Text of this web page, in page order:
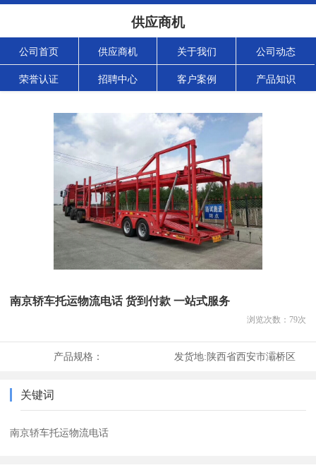
供应商机
公司首页 供应商机 关于我们 公司动态
荣誉认证 招聘中心 客户案例 产品知识
南京轿车托运物流电话 货到付款 一站式服务
浏览次数： 79次
产品规格： 发货地:陕西省西安市灞桥区
关键词
南京轿车托运物流电话